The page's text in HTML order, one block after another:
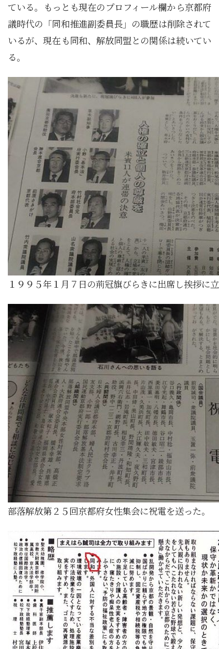
ている。もっとも現在のプロフィール欄から京都府
議時代の「同和推進副委員長」の職歴は削除されて
いるが、現在も同和、解放同盟との関係は続いてい
る。
１９９５年１月７日の荊冠旗びらきに出席し挨拶に
部落解放第２５回京都府女性集会に祝電を送った。